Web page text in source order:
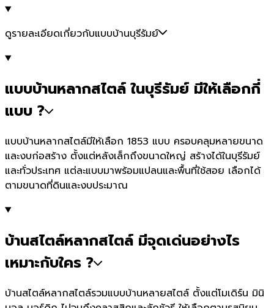
ดูรายละเอียดเกี่ยวกับแบบบ้านบุรีรัมย์
แบบบ้านหลากสไตล์ ในบุรีรัมย์ มีให้เลือกกี่
แบบ ?
แบบบ้านหลากสไตล์มีให้เลือก 1853 แบบ ครอบคลุมหลายขนาด
และงบก่อสร้าง ตั้งแต่หลังเล็กถึงขนาดใหญ่ สร้างได้ในบุรีรัมย์
และทั่วประเทศ แต่ละแบบมาพร้อมแปลนและพื้นที่ใช้สอย เลือกได้
ตามขนาดที่ดินและงบประมาณ
บ้านสไตล์หลากสไตล์ มีจุดเด่นอย่างไร
เหมาะกับใคร ?
บ้านสไตล์หลากสไตล์รวมแบบบ้านหลายสไตล์ ตั้งแต่โมเดิร์น มินิ